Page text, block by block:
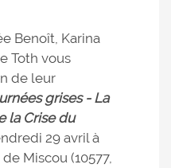
Benoît, Karina
Toth vous
de leur
grises - La
la Crise du
29 avril à
Miscou (10577,